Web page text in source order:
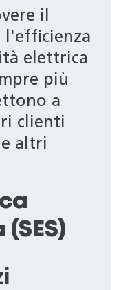
il
l'efficienza
elettrica
più
a
clienti
altri